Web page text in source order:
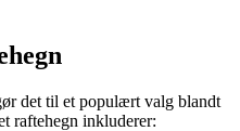
det til et populært valg blandt
raftehegn inkluderer: